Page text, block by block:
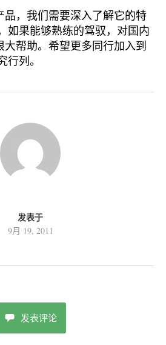
品，我们需要深入了解它的特
如果能够熟练的驾驭，对国内
帮助。希望更多同行加入到
行列。
发表于
9月 19, 2011
发表评论